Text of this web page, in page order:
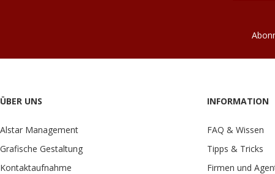
ÜBER UNS
Alstar Management
Grafische Gestaltung
Kontaktaufnahme
INFORMATION
FAQ & Wissen
Tipps & Tricks
Firmen und